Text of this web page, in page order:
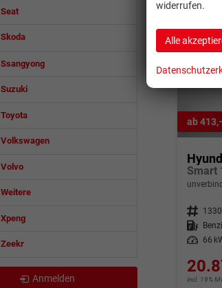
ab
Smart
Fahrzeugnr.
Kraftstoff
Leistung
66
incl. 19%
Seat
Skoda
Ssangyong
Suzuki
Toyota
Volkswagen
Volvo
Weitere
Xpeng
Zeekr
Anmelden
widerrufen.
Alle